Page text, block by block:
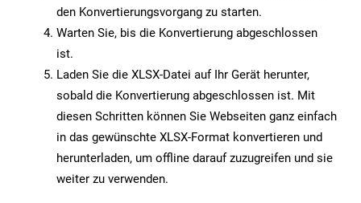
den Konvertierungsvorgang zu starten.
Warten Sie, bis die Konvertierung abgeschlossen
ist.
Laden Sie die XLSX-Datei auf Ihr Gerät herunter,
sobald die Konvertierung abgeschlossen ist. Mit
diesen Schritten können Sie Webseiten ganz einfach
in das gewünschte XLSX-Format konvertieren und
herunterladen, um offline darauf zuzugreifen und sie
weiter zu verwenden.